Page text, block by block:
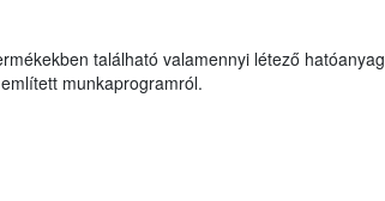
található valamennyi létező hatóanyag
munkaprogramról.